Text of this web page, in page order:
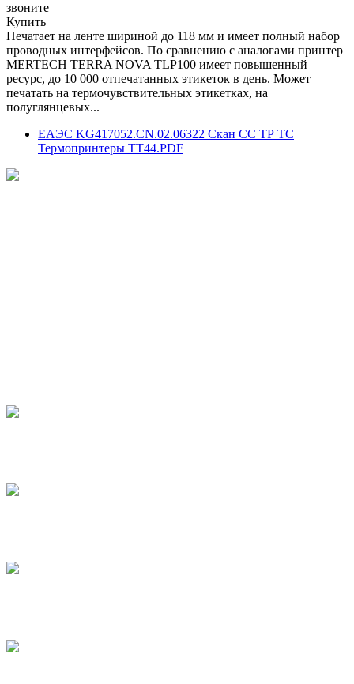
звоните
Купить
Печатает на ленте шириной до 118 мм и имеет полный набор
проводных интерфейсов. По сравнению с аналогами принтер
MERTECH TERRA NOVA TLP100 имеет повышенный
ресурс, до 10 000 отпечатанных этикеток в день. Может
печатать на термочувствительных этикетках, на
полуглянцевых...
ЕАЭС KG417052.CN.02.06322 Скан СС ТР ТС
Термопринтеры ТТ44.PDF